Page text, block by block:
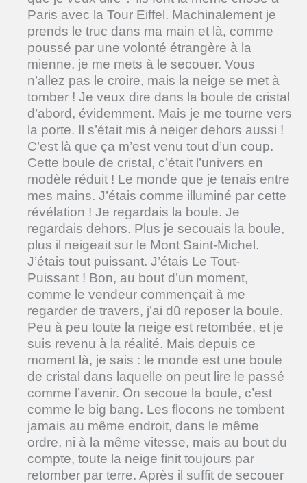
Paris avec la Tour Eiffel. Machinalement je
prends le truc dans ma main et là, comme
poussé par une volonté étrangère à la
mienne, je me mets à le secouer. Vous
n’allez pas le croire, mais la neige se met à
tomber ! Je veux dire dans la boule de cristal
d’abord, évidemment. Mais je me tourne vers
la porte. Il s’était mis à neiger dehors aussi !
C’est là que ça m’est venu tout d’un coup.
Cette boule de cristal, c’était l’univers en
modèle réduit ! Le monde que je tenais entre
mes mains. J’étais comme illuminé par cette
révélation ! Je regardais la boule. Je
regardais dehors. Plus je secouais la boule,
plus il neigeait sur le Mont Saint-Michel.
J’étais tout puissant. J’étais Le Tout-
Puissant ! Bon, au bout d’un moment,
comme le vendeur commençait à me
regarder de travers, j’ai dû reposer la boule.
Peu à peu toute la neige est retombée, et je
suis revenu à la réalité. Mais depuis ce
moment là, je sais : le monde est une boule
de cristal dans laquelle on peut lire le passé
comme l’avenir. On secoue la boule, c’est
comme le big bang. Les flocons ne tombent
jamais au même endroit, dans le même
ordre, ni à la même vitesse, mais au bout du
compte, toute la neige finit toujours par
retomber par terre. Après il suffit de secouer